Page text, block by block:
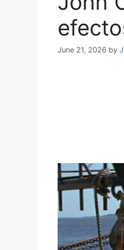
June 21, 2026 by